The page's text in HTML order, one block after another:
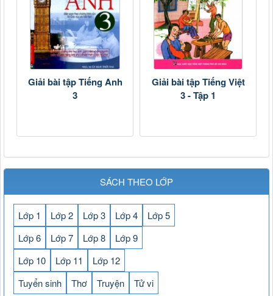
Giải bài tập Tiếng Anh
3
Giải bài tập Tiếng Việt
3 - Tập 1
SÁCH THEO LỚP
Lớp 1 Lớp 2 Lớp 3 Lớp 4
Lớp 5
Lớp 6
Lớp 7 Lớp 8
Lớp 9
Lớp 10
Lớp 11
Lớp 12
Tuyển sinh
Thơ Truyện Tử vi